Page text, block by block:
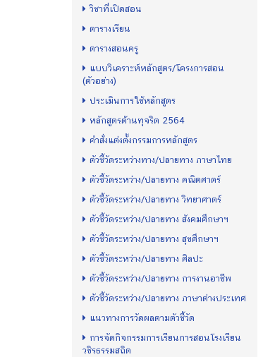
วิชาที่เปิดสอน
ตารางเรียน
ตารางสอนครู
แบบวิเคราะห์หลักสูตร/โครงการสอน
(ตัวอย่าง)
ประเมินการใช้หลักสูตร
หลักสูตรต้านทุจริต 2564
คำสั่งแต่งตั้งกรรมการหลักสูตร
ตัวชี้วัดระหว่างทาง/ปลายทาง ภาษาไทย
ตัวชี้วัดระหว่าง/ปลายทาง คณิตศาตร์
ตัวชี้วัดระหว่าง/ปลายทาง วิทยาศาตร์
ตัวชี้วัดระหว่าง/ปลายทาง สังคมศึกษาฯ
ตัวชี้วัดระหว่าง/ปลายทาง สุขศึกษาฯ
ตัวชี้วัดระหว่าง/ปลายทาง ศิลปะ
ตัวชี้วัดระหว่าง/ปลายทาง การงานอาชีพ
ตัวชี้วัดระหว่าง/ปลายทาง ภาษาต่างประเทศ
แนวทางการวัดผลตามตัวชี้วัด
การจัดกิจกรรมการเรียนการสอนโรงเรียน
วชิรธรรมสถิต